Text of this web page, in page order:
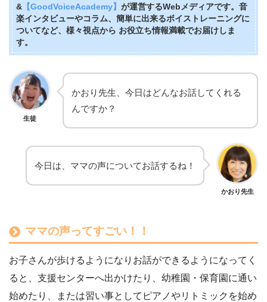
&【GoodVoiceAcademy】 が運営するWebメディアです。音
楽インタビューやコラム、簡単に出来るボイストレーニングに
ついてなど、様々視点から お役立ち情報満載でお届けしま
す。
生徒
かおり先生、今日はどんなお話してくれる
んですか？
かおり先生
今日は、ママの声についてお話するね！
ママの声ってすごい！！
お子さんが歩けるようになりお話ができるようになってく
ると、支援センターへ出かけたり、幼稚園・保育園に通い
始めたり、または習い事としてピアノやリトミックを始め